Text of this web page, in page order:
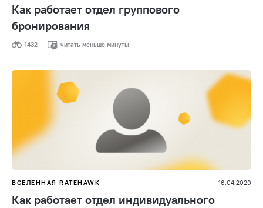
Как работает отдел группового
бронирования
1432 читать меньше минуты
ВСЕЛЕННАЯ RATEHAWK 16.04.2020
Как работает отдел индивидуального